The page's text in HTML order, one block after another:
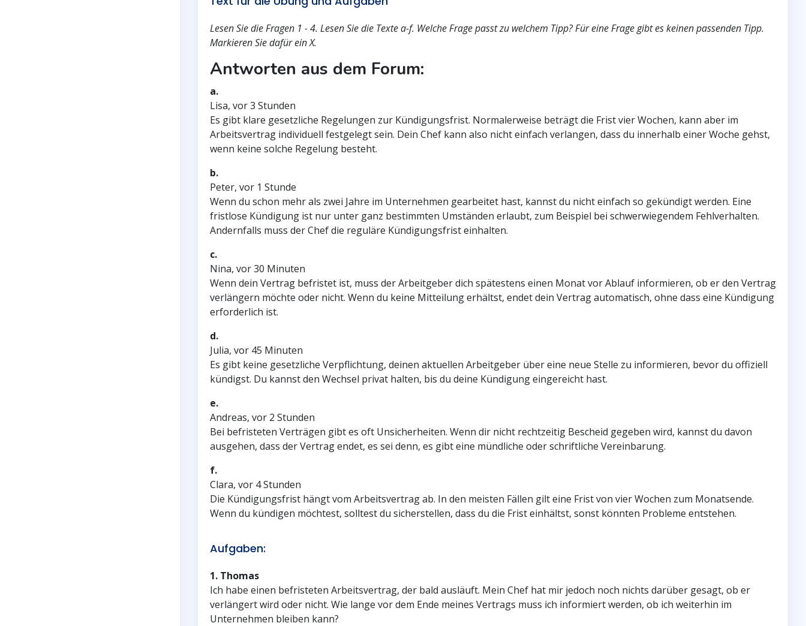
Lesen Sie die Fragen 1 - 4. Lesen Sie die Texte a-f. Welche Frage passt zu welchem Tipp? Für eine Frage gibt es keinen passenden Tipp.
Markieren Sie dafür ein X.
Antworten aus dem Forum:
a.
Lisa, vor 3 Stunden
Es gibt klare gesetzliche Regelungen zur Kündigungsfrist. Normalerweise beträgt die Frist vier Wochen, kann aber im
Arbeitsvertrag individuell festgelegt sein. Dein Chef kann also nicht einfach verlangen, dass du innerhalb einer Woche gehst,
wenn keine solche Regelung besteht.
b.
Peter, vor 1 Stunde
Wenn du schon mehr als zwei Jahre im Unternehmen gearbeitet hast, kannst du nicht einfach so gekündigt werden. Eine
fristlose Kündigung ist nur unter ganz bestimmten Umständen erlaubt, zum Beispiel bei schwerwiegendem Fehlverhalten.
Andernfalls muss der Chef die reguläre Kündigungsfrist einhalten.
c.
Nina, vor 30 Minuten
Wenn dein Vertrag befristet ist, muss der Arbeitgeber dich spätestens einen Monat vor Ablauf informieren, ob er den Vertrag
verlängern möchte oder nicht. Wenn du keine Mitteilung erhältst, endet dein Vertrag automatisch, ohne dass eine Kündigung
erforderlich ist.
d.
Julia, vor 45 Minuten
Es gibt keine gesetzliche Verpflichtung, deinen aktuellen Arbeitgeber über eine neue Stelle zu informieren, bevor du offiziell
kündigst. Du kannst den Wechsel privat halten, bis du deine Kündigung eingereicht hast.
e.
Andreas, vor 2 Stunden
Bei befristeten Verträgen gibt es oft Unsicherheiten. Wenn dir nicht rechtzeitig Bescheid gegeben wird, kannst du davon
ausgehen, dass der Vertrag endet, es sei denn, es gibt eine mündliche oder schriftliche Vereinbarung.
f.
Clara, vor 4 Stunden
Die Kündigungsfrist hängt vom Arbeitsvertrag ab. In den meisten Fällen gilt eine Frist von vier Wochen zum Monatsende.
Wenn du kündigen möchtest, solltest du sicherstellen, dass du die Frist einhältst, sonst könnten Probleme entstehen.
Aufgaben:
1. Thomas
Ich habe einen befristeten Arbeitsvertrag, der bald ausläuft. Mein Chef hat mir jedoch noch nichts darüber gesagt, ob er
verlängert wird oder nicht. Wie lange vor dem Ende meines Vertrags muss ich informiert werden, ob ich weiterhin im
Unternehmen bleiben kann?